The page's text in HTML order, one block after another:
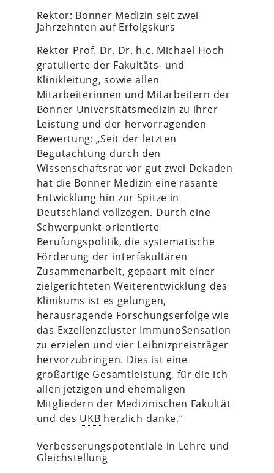
Rektor: Bonner Medizin seit zwei
Jahrzehnten auf Erfolgskurs
Rektor Prof. Dr. Dr. h.c. Michael Hoch
gratulierte der Fakultäts- und
Klinikleitung, sowie allen
Mitarbeiterinnen und Mitarbeitern der
Bonner Universitätsmedizin zu ihrer
Leistung und der hervorragenden
Bewertung: „Seit der letzten
Begutachtung durch den
Wissenschaftsrat vor gut zwei Dekaden
hat die Bonner Medizin eine rasante
Entwicklung hin zur Spitze in
Deutschland vollzogen. Durch eine
Schwerpunkt-orientierte
Berufungspolitik, die systematische
Förderung der interfakultären
Zusammenarbeit, gepaart mit einer
zielgerichteten Weiterentwicklung des
Klinikums ist es gelungen,
herausragende Forschungserfolge wie
das Exzellenzcluster ImmunoSensation
zu erzielen und vier Leibnizpreisträger
hervorzubringen. Dies ist eine
großartige Gesamtleistung, für die ich
allen jetzigen und ehemaligen
Mitgliedern der Medizinischen Fakultät
und des UKB herzlich danke.“
Verbesserungspotentiale in Lehre und
Gleichstellung